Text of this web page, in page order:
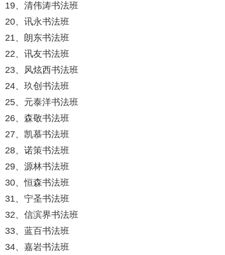
19、清伟涛书法班
20、讯永书法班
21、朗东书法班
22、讯友书法班
23、风炫西书法班
24、玖创书法班
25、元泰洋书法班
26、森敬书法班
27、凯慕书法班
28、诺策书法班
29、源林书法班
30、恒森书法班
31、宁圣书法班
32、信滨界书法班
33、蓝百书法班
34、嘉岩书法班